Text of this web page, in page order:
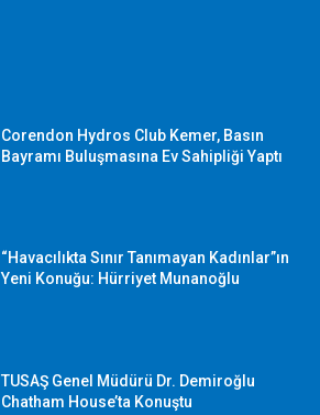
Corendon Hydros Club Kemer, Basın
Bayramı Buluşmasına Ev Sahipliği Yaptı
“Havacılıkta Sınır Tanımayan Kadınlar”ın
Yeni Konuğu: Hürriyet Munanoğlu
TUSAŞ Genel Müdürü Dr. Demiroğlu
Chatham House’ta Konuştu